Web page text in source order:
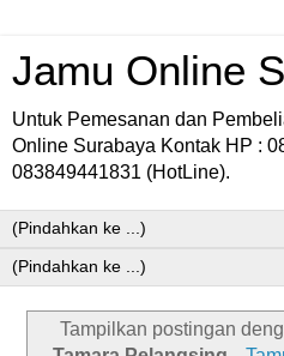
Jamu Online
Untuk Pemesanan dan
Online Surabaya Kontak HP :
083849441831 (HotLine).
Tampilkan postingan